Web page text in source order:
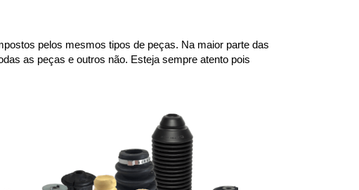
pelos mesmos tipos de peças. Na maior parte das
as peças e outros não. Esteja sempre atento pois